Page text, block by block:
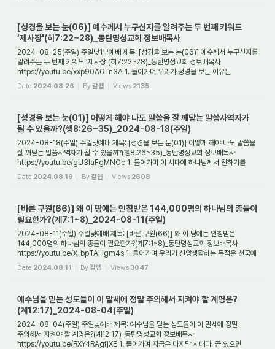
[성경을 보는 눈(06)] 예수께서 누구신지를 알려주는 두 번째 키워드
‘제사장'(히7:22~28)_동탄명성교회 정보배목사
2024-08-25(주일) 주일낮1부예배 제목: [성경을 보는 눈(06)] 예수께서 누구신지를
알려주는 두 번째 키워드 ‘제사장'(히7:22~28)_동탄명성교회 정보배목사
https://youtu.be/xxp90A6Tn3A 1. 들어가며 우리가 성경을 보는 이유는
무엇인가? 그것은 성경에서 영...
Date 2024.08.26 By갈렙 Views 2135
[성경을 보는 눈(01)] 어떻게 해야 나도 말씀을 잘 깨닫는 말씀사역자가
될 수 있을까?(행8:26~35)_2024-08-18(주일)
2024-08-18(주일) 주일낮예배 제목: [성경을 보는 눈(01)] 어떻게 해야 나도 말씀을
잘 깨닫는 말씀사역자가 될 수 있을까?(행8:26~35)_동탄명성교회 정보배목사
https://youtu.be/gU3laFgMNOc 1. 들어가며 이 시대에 하나님께서 전하기를
기뻐하시는 복음은 ...
Date 2024.08.19 By갈렙 Views 2608
[바른 구원(66)] 왜 이 땅에는 인침받은 144,000명의 하나님의 종들이
필요한가?(계7:1~8)_2024-08-11(주일)
2024-08-11(주일) 주일낮예배 제목: [바른 구원(66)] 왜 이 땅에는 인침받은
144,000명의 하나님의 종들이 필요한가?(계7:1~8)_동탄명성교회 정보배목사
https://youtu.be/X_bpTAHgm4s 1. 들어가며 우리가 신앙생활하는 목적은 천국에
들어가기 위함이다. 그것...
Date 2024.08.11 By갈렙 Views3047
예수님을 믿는 성도들이 이 말세에 정말 주의해서 지켜야 할 계명은?
(계12:17)_2024-08-04(주일)
2024-08-04(주일) 주일낮예배 제목: 예수님을 믿는 성도들이 이 말세에 정말
주의해서 지켜야 할 계명은?(계12:17)_동탄명성교회 정보배목사
https://youtu.be/RXY4RAgfjXE 1. 들어가며 지금은 마지막 시대다. 곧 있으면